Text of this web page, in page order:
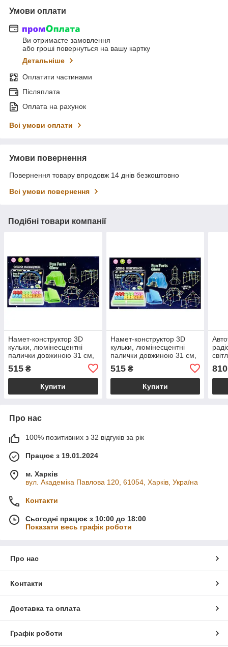
Умови оплати
Ви отримаєте замовлення
або гроші повернуться на вашу картку
Детальніше
Оплатити частинами
Післяплата
Оплата на рахунок
Всі умови оплати
Умови повернення
Повернення товару впродовж 14 днів безкоштовно
Всі умови повернення
Подібні товари компанії
Намет-конструктор 3D
кульки, люмінесцентні
палички довжиною 31 см,
515 ₴
Купити
Намет-конструктор 3D
кульки, люмінесцентні
палички довжиною 31 см,
515₴
Купити
810
Про нас
100% позитивних з 32 відгуків за рік
Працює з 19.01.2024
м. Харків
вул. Академіка Павлова 120, 61054, Харків, Україна
Контакти
Сьогодні працює з 10:00 до 18:00
Показати весь графік роботи
Про нас
Контакти
Доставка та оплата
Графік роботи